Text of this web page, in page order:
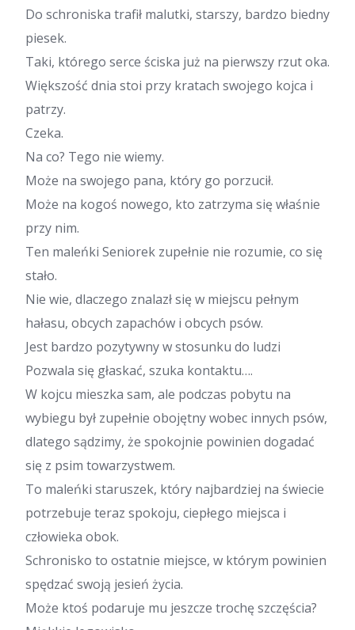
Do schroniska trafił malutki, starszy, bardzo biedny
piesek.
Taki, którego serce ściska już na pierwszy rzut oka.
Większość dnia stoi przy kratach swojego kojca i
patrzy.
Czeka.
Na co? Tego nie wiemy.
Może na swojego pana, który go porzucił.
Może na kogoś nowego, kto zatrzyma się właśnie
przy nim.
Ten maleńki Seniorek zupełnie nie rozumie, co się
stało.
Nie wie, dlaczego znalazł się w miejscu pełnym
hałasu, obcych zapachów i obcych psów.
Jest bardzo pozytywny w stosunku do ludzi
Pozwala się głaskać, szuka kontaktu….
W kojcu mieszka sam, ale podczas pobytu na
wybiegu był zupełnie obojętny wobec innych psów,
dlatego sądzimy, że spokojnie powinien dogadać
się z psim towarzystwem.
To maleńki staruszek, który najbardziej na świecie
potrzebuje teraz spokoju, ciepłego miejsca i
człowieka obok.
Schronisko to ostatnie miejsce, w którym powinien
spędzać swoją jesień życia.
Może ktoś podaruje mu jeszcze trochę szczęścia?